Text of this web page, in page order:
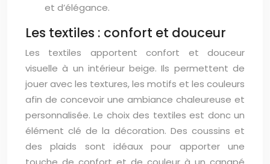
et d’élégance.
Les textiles : confort et douceur
Les textiles apportent confort et douceur
visuelle à un intérieur beige. Ils permettent de
jouer avec les textures, les motifs et les couleurs
afin de concevoir une ambiance chaleureuse et
personnalisée. Le choix des textiles est donc un
élément clé de la décoration. Des coussins et
des plaids sont idéaux pour apporter une